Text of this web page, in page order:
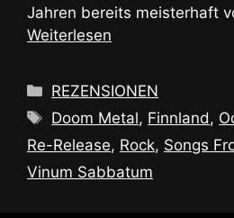
Jahren bereits meisterhaft
Weiterlesen
Kategorien
REZENSIONEN
Schlagwörter
Doom Metal, Finnland,
Re-Release, Rock, Songs
Vinum Sabbatum